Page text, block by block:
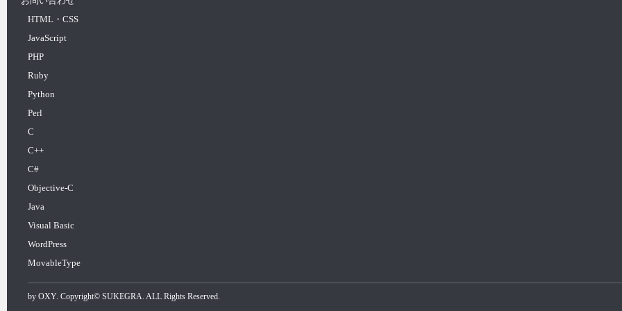
HTML・CSS
JavaScript
PHP
Ruby
Python
Perl
C
C++
C#
Objective-C
Java
Visual Basic
WordPress
MovableType
by OXY. Copyright© SUKEGRA . ALL Rights Reserved.